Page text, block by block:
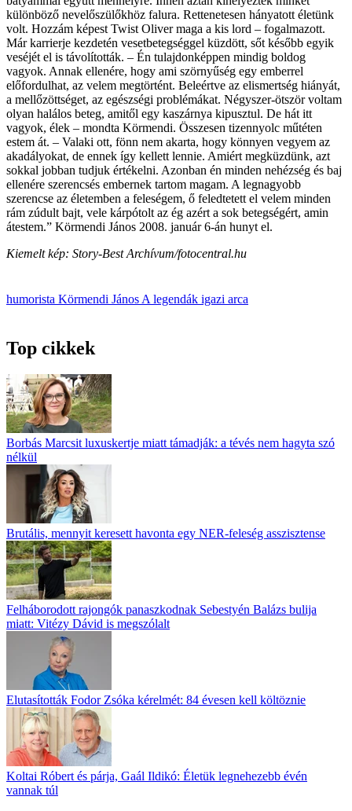
különböző nevelőszülőkhöz falura. Rettenetesen hányatott életünk
volt. Hozzám képest Twist Oliver maga a kis lord – fogalmazott.
Már karrierje kezdetén vesetbetegséggel küzdött, sőt később egyik
veséjét el is távolították. – Én tulajdonképpen mindig boldog
vagyok. Annak ellenére, hogy ami szörnyűség egy emberrel
előfordulhat, az velem megtörtént. Beleértve az elismertség hiányát,
a mellőzöttséget, az egészségi problémákat. Négyszer-ötször voltam
olyan halálos beteg, amitől egy kaszárnya kipusztul. De hát itt
vagyok, élek – mondta Körmendi. Összesen tizennyolc műtéten
estem át. – Valaki ott, fönn nem akarta, hogy könnyen vegyem az
akadályokat, de ennek így kellett lennie. Amiért megküzdünk, azt
sokkal jobban tudjuk értékelni. Azonban én minden nehézség és baj
ellenére szerencsés embernek tartom magam. A legnagyobb
szerencse az életemben a feleségem, ő feledtetett el velem minden
rám zúdult bajt, vele kárpótolt az ég azért a sok betegségért, amin
átestem.” Körmendi János 2008. január 6-án hunyt el.
Kiemelt kép: Story-Best Archívum/fotocentral.hu
humorista Körmendi János A legendák igazi arca
Top cikkek
Borbás Marcsit luxuskertje miatt támadják: a tévés nem hagyta szó
nélkül
Brutális, mennyit keresett havonta egy NER-feleség asszisztense
Felháborodott rajongók panaszkodnak Sebestyén Balázs bulija
miatt: Vitézy Dávid is megszólalt
Elutasították Fodor Zsóka kérelmét: 84 évesen kell költöznie
Koltai Róbert és párja, Gaál Ildikó: Életük legnehezebb évén
vannak túl